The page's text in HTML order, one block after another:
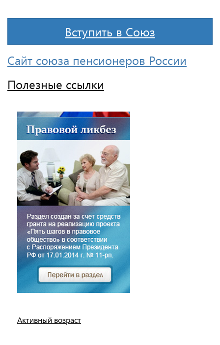
Вступить в Союз
Сайт союза пенсионеров России
Полезные ссылки
Активный возраст